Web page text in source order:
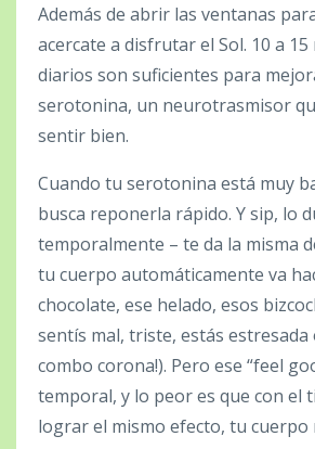
Además de abrir las ventanas
acercate a disfrutar el Sol. 10 a
diarios son suficientes para
serotonina, un neurotrasmisor
sentir bien.
Cuando tu serotonina está muy
busca reponerla rápido. Y sip, lo
temporalmente – te da la misma
tu cuerpo automáticamente va
chocolate, ese helado, esos
sentís mal, triste, estás estresada
combo corona!). Pero ese “feel
temporal, y lo peor es que con el
lograr el mismo efecto, tu cuerpo